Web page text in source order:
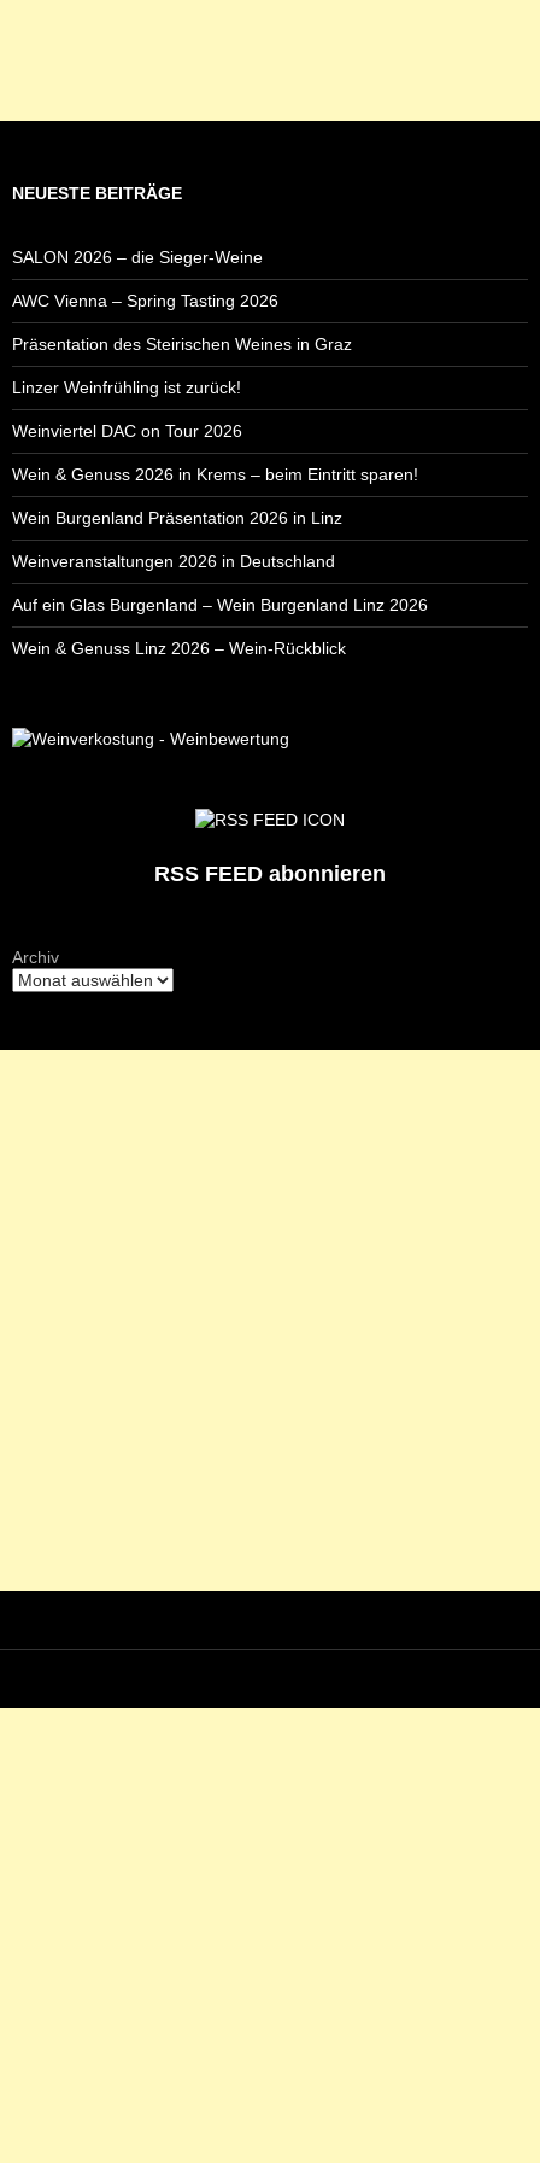
NEUESTE BEITRÄGE
SALON 2026 – die Sieger-Weine
AWC Vienna – Spring Tasting 2026
Präsentation des Steirischen Weines in Graz
Linzer Weinfrühling ist zurück!
Weinviertel DAC on Tour 2026
Wein & Genuss 2026 in Krems – beim Eintritt sparen!
Wein Burgenland Präsentation 2026 in Linz
Weinveranstaltungen 2026 in Deutschland
Auf ein Glas Burgenland – Wein Burgenland Linz 2026
Wein & Genuss Linz 2026 – Wein-Rückblick
RSS FEED abonnieren
Archiv